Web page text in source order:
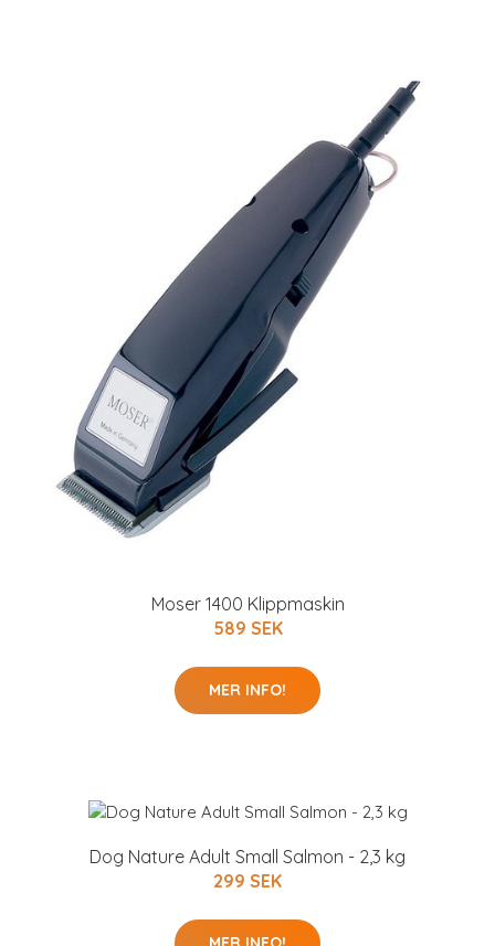
Moser 1400 Klippmaskin
589 SEK
MER INFO!
Dog Nature Adult Small Salmon - 2,3 kg
299 SEK